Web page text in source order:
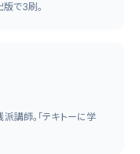
で3刷。
講師。「テキトーに学